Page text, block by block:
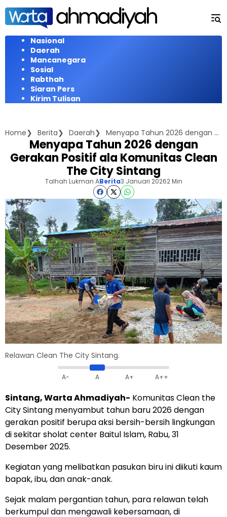
Langsung
konten
Nasional
Daerah
Mancanegara
Sosial
Rabthah
Siaran Pers
Kirim Tulisan
Home Berita Daerah Menyapa Tahun 2026 dengan Gerakan Positif ala Komunitas Clean The City Sintang
Menyapa Tahun 2026 dengan
Gerakan Positif ala Komunitas Clean
The City Sintang
Talhah Lukman ABerita3 Januari 20262 Min
Relawan Clean The City Sintang.
A- A A+ A++
Sintang, Warta Ahmadiyah- Komunitas Clean the
City Sintang menyambut tahun baru 2026 dengan
gerakan positif berupa aksi bersih-bersih lingkungan
di sekitar sholat center Baitul Islam, Rabu, 31
Desember 2025.
Kegiatan yang melibatkan pasukan biru ini diikuti kaum
bapak, ibu, dan anak-anak.
Sejak malam pergantian tahun, para relawan telah
berkumpul dan mengawali kebersamaan, di